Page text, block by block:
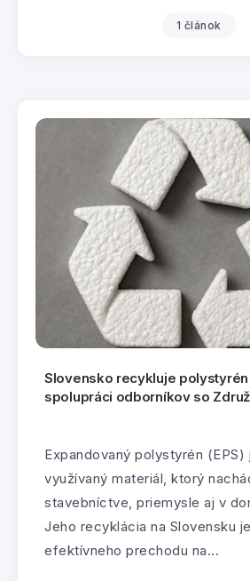
1 článok
Slovensko recykluje
spolupráci odborníkov so
Expandovaný polystyrén (EPS)
využívaný materiál, ktorý
stavebníctve, priemysle aj v
Jeho recyklácia na Slovensku
efektívneho prechodu na...